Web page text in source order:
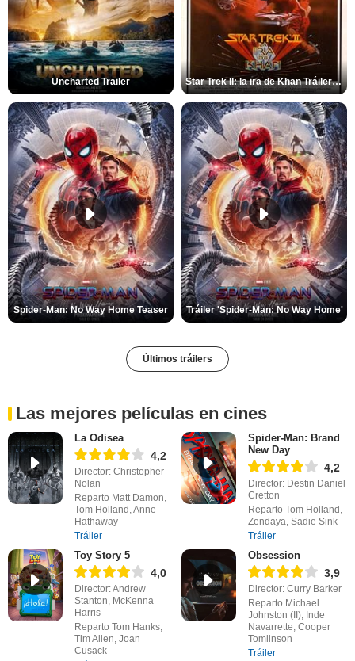
Uncharted Trailer Star Trek II: la ira de Khan Tráiler VO
Spider-Man: No Way Home Teaser Tráiler 'Spider-Man: No Way Home'
Últimos tráilers
Las mejores películas en cines
La Odisea
4,2
Director: Christopher
Nolan
Reparto Matt Damon,
Tom Holland, Anne
Hathaway
Tráiler
Spider-Man: Brand
New Day
4,2
Director: Destin Daniel
Cretton
Reparto Tom Holland,
Zendaya, Sadie Sink
Tráiler
Toy Story 5
4,0
Director: Andrew
Stanton, McKenna
Harris
Reparto Tom Hanks,
Tim Allen, Joan
Cusack
Obsession
3,9
Director: Curry Barker
Reparto Michael
Johnston (II), Inde
Navarrette, Cooper
Tomlinson
Tráiler